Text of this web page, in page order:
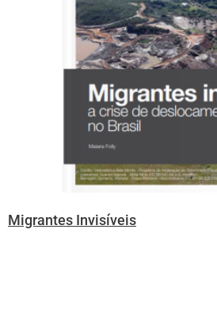
Migrantes Invisíveis